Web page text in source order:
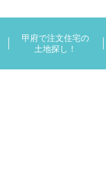
甲府で注文住宅の
土地探し！